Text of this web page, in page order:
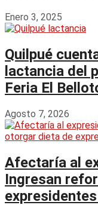
Enero 3, 2025
Quilpué
lactancia del
Feria El
Agosto 7, 2026
Afectaría al
Ingresan